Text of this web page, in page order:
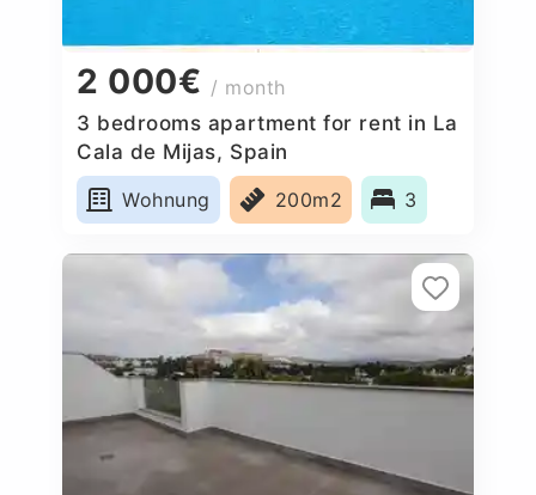
2 000€ / month
3 bedrooms apartment for rent in La
Cala de Mijas, Spain
Wohnung
200m2 3